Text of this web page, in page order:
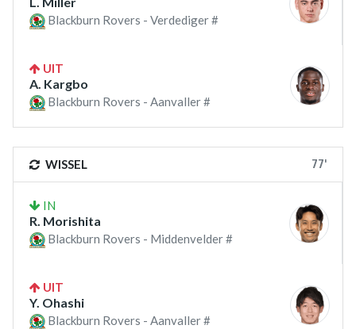
Blackburn Rovers - Verdediger #
UIT
A. Kargbo
Blackburn Rovers - Aanvaller #
WISSEL 77'
IN
R. Morishita
Blackburn Rovers - Middenvelder #
UIT
Y. Ohashi
Blackburn Rovers - Aanvaller #